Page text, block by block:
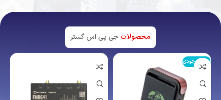
محصولات جی پی اس گستر
اتمام موجودی